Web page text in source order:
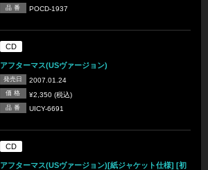
品 番 POCD-1937
CD
アフターマス(USヴァージョン)
発売日 2007.01.24
価 格 ¥2,350 (税込)
品 番 UICY-6691
CD
アフターマス(USヴァージョン)[紙ジャケット仕様] [初